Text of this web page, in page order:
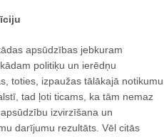
apsūdzības jebkuram
politiķu un ierēdņu
toties, izpaužas tālākajā notikumu
tad ļoti ticams, ka tām nemaz
izvirzīšana un
darījumu rezultāts. Vēl citās